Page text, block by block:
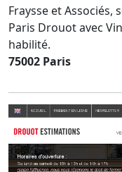
Fraysse et Associés,
Paris Drouot avec
habilité.
75002 Paris